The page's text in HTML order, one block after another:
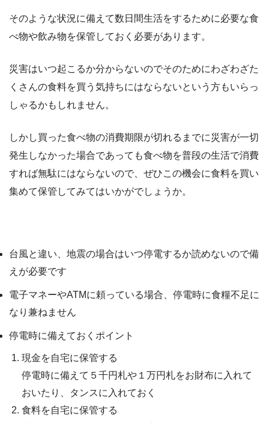
そのような状況に備えて数日間生活をするために必要な食
べ物や飲み物を保管しておく必要があります。
災害はいつ起こるか分からないのでそのためにわざわざた
くさんの食料を買う気持ちにはならないという方もいらっ
しゃるかもしれません。
しかし買った食べ物の消費期限が切れるまでに災害が一切
発生しなかった場合であっても食べ物を普段の生活で消費
すれば無駄にはならないので、ぜひこの機会に食料を買い
集めて保管してみてはいかがでしょうか。
台風と違い、地震の場合はいつ停電するか読めないので備
えが必要です
電子マネーやATMに頼っている場合、停電時に食糧不足に
なり兼ねません
停電時に備えておくポイント
現金を自宅に保管する
停電時に備えて５千円札や１万円札をお財布に入れて
おいたり、タンスに入れておく
食料を自宅に保管する